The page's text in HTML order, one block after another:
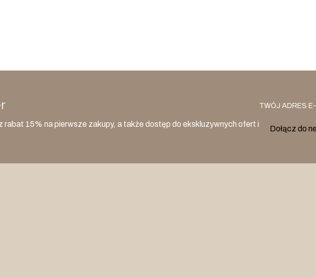
15% na pierwsze zakupy, a także dostęp do ekskluzywnych ofert i
TWÓJ ADRES
Dołącz do